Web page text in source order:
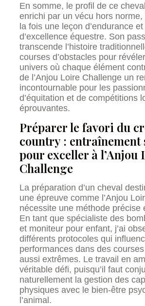
En somme, le profil de ce
enrichi par un vécu hors norme,
la fois une leçon d’endurance
d’excellence équestre. Son
transcende l’histoire
courses d’obstacles pour
univers où chaque élément
de l’Anjou Loire Challenge un
incontournable pour les
d’équitation et de compétitions
éprouvantes.
Préparer le favori du
country : entraînement
pour exceller à l’Anjou
Challenge
La préparation d’un cheval
une épreuve comme l’Anjou
nécessite une méthode précise
En tant que spécialiste des
et moniteur pour enfant, j’ai
différents protocoles qui
performances dans des courses
aussi extrêmes. Le travail en
véritable défi, puisqu’il faut
naturellement la gestion des
physiques avec le bien-être
l’animal.